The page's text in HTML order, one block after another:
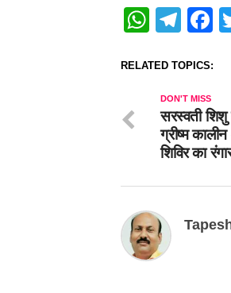
RELATED TOPICS:
DON'T MISS
सरस्वती शिशु
ग्रीष्म
शिविर का